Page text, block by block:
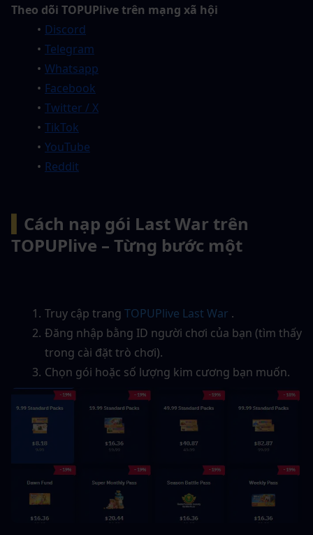
Theo dõi TOPUPlive trên mạng xã hội
Discord
Telegram
Whatsapp
Facebook
Twitter / X
TikTok
YouTube
Reddit
Cách nạp gói Last War trên
TOPUPlive – Từng bước một
Truy cập trang TOPUPlive Last War .
Đăng nhập bằng ID người chơi của bạn (tìm thấy
trong cài đặt trò chơi).
Chọn gói hoặc số lượng kim cương bạn muốn.